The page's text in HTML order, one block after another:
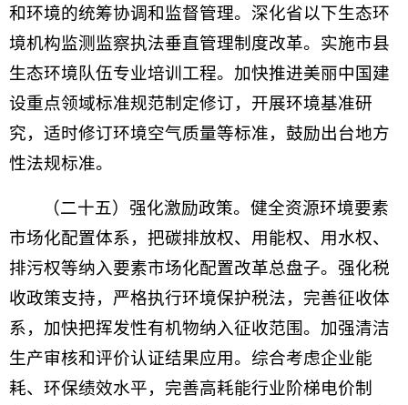
和环境的统筹协调和监督管理。深化省以下生态环
境机构监测监察执法垂直管理制度改革。实施市县
生态环境队伍专业培训工程。加快推进美丽中国建
设重点领域标准规范制定修订，开展环境基准研
究，适时修订环境空气质量等标准，鼓励出台地方
性法规标准。
（二十五）强化激励政策。健全资源环境要素
市场化配置体系，把碳排放权、用能权、用水权、
排污权等纳入要素市场化配置改革总盘子。强化税
收政策支持，严格执行环境保护税法，完善征收体
系，加快把挥发性有机物纳入征收范围。加强清洁
生产审核和评价认证结果应用。综合考虑企业能
耗、环保绩效水平，完善高耗能行业阶梯电价制